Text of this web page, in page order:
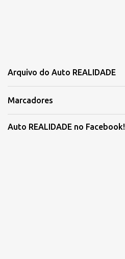
Arquivo do Auto REALIDADE
Marcadores
Auto REALIDADE no Facebook!